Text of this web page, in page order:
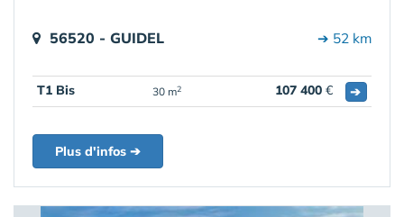
56520 - GUIDEL ➔ 52 km
T1 Bis 30 m2 107 400 € ➔
Plus d'infos ➔